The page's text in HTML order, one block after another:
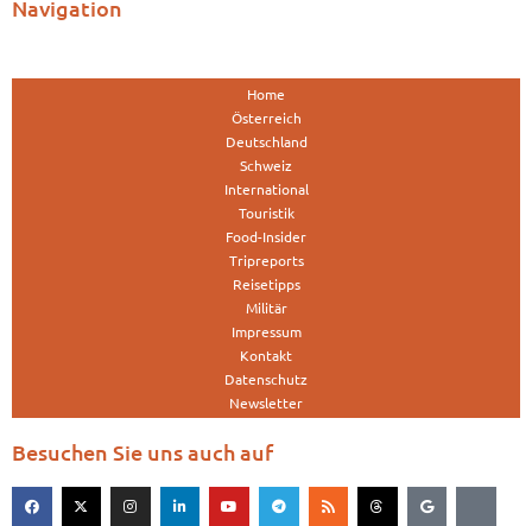
Navigation
Home
Österreich
Deutschland
Schweiz
International
Touristik
Food-Insider
Tripreports
Reisetipps
Militär
Impressum
Kontakt
Datenschutz
Newsletter
Besuchen Sie uns auch auf